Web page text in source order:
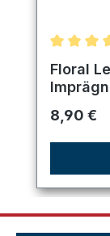
Floral
8,90 €